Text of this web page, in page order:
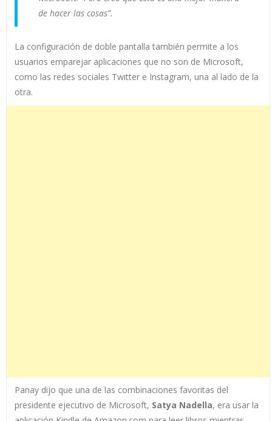
de hacer las cosas”.
La configuración de doble pantalla también permite a los
usuarios emparejar aplicaciones que no son de Microsoft,
como las redes sociales Twitter e Instagram, una al lado de la
otra.
Panay dijo que una de las combinaciones favoritas del
presidente ejecutivo de Microsoft, Satya Nadella, era usar la